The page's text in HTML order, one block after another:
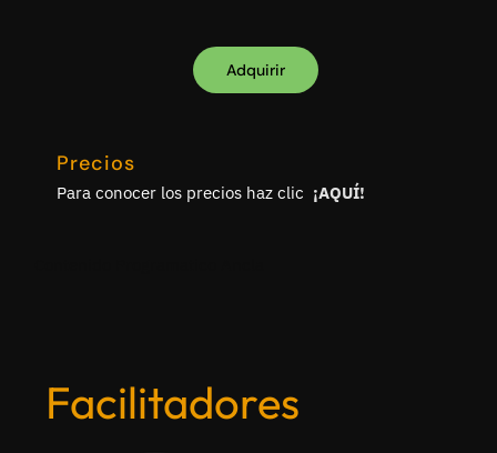
Adquirir
Precios
Para conocer los precios haz clic ¡AQUÍ!
Facilitadores